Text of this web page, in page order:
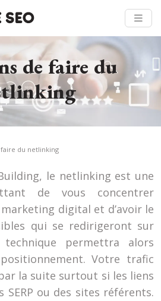
de faire du
du netlinking
le netlinking est une
de vous concentrer
digital et d’avoir le
qui se redirigeront sur
permettra alors
Votre trafic
la suite surtout si les liens
ou des sites référents.